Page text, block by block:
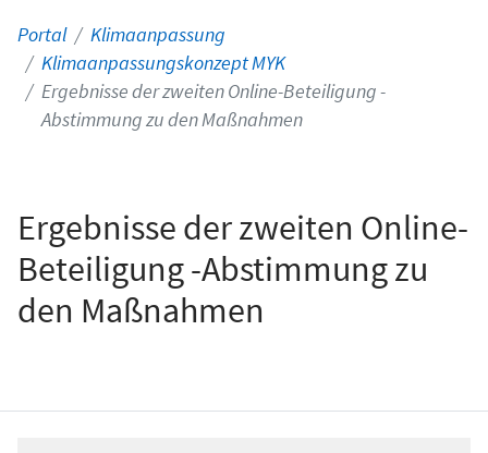
Portal
Klimaanpassung
Klimaanpassungskonzept MYK
Ergebnisse der zweiten Online-Beteiligung -
Abstimmung zu den Maßnahmen
Ergebnisse der zweiten Online-
Beteiligung -Abstimmung zu
den Maßnahmen